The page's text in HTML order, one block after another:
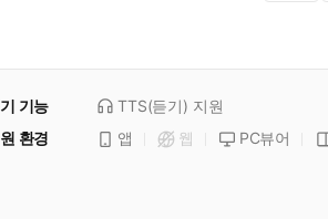
기능 TTS(듣기) 지원
환경 앱 웹 PC뷰어